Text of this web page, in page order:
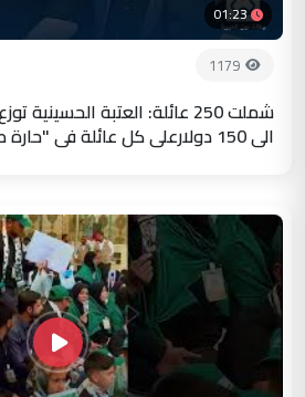
01:23
1179
الى 150 دولارعلى كل عائلة في "حارة صيدا"